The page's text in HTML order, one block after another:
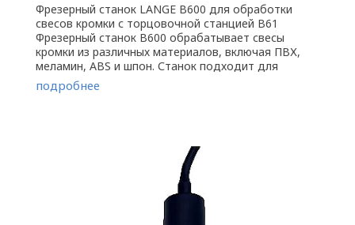
Фрезерный станок LANGE B600 для обработки
свесов кромки с торцовочной станцией B61
Фрезерный станок B600 обрабатывает свесы
кромки из различных материалов, включая ПВХ,
меламин, ABS и шпон. Станок подходит для
обработки прямых и криволинейных ...
подробнее